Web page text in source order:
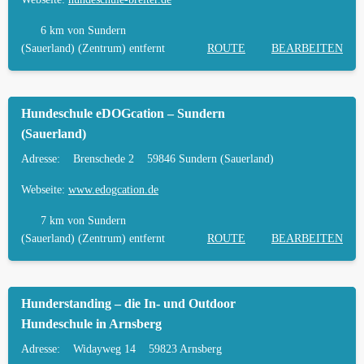
6 km von Sundern
(Sauerland) (Zentrum) entfernt
ROUTE BEARBEITEN
Hundeschule eDOGcation – Sundern
(Sauerland)
Adresse: Brenschede 2 59846 Sundern (Sauerland)
Webseite: www.edogcation.de
7 km von Sundern
(Sauerland) (Zentrum) entfernt
ROUTE BEARBEITEN
Hunderstanding – die In- und Outdoor
Hundeschule in Arnsberg
Adresse: Widayweg 14 59823 Arnsberg